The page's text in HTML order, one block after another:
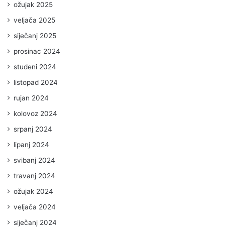
ožujak 2025
veljača 2025
siječanj 2025
prosinac 2024
studeni 2024
listopad 2024
rujan 2024
kolovoz 2024
srpanj 2024
lipanj 2024
svibanj 2024
travanj 2024
ožujak 2024
veljača 2024
siječanj 2024